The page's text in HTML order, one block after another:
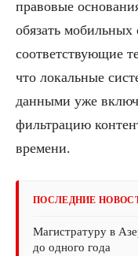
правовые
обязать мобильных
соответствующие
что локальные
данными уже
фильтрацию
времени.
ПОСЛЕДНИЕ
Магистратуру в
до одного года